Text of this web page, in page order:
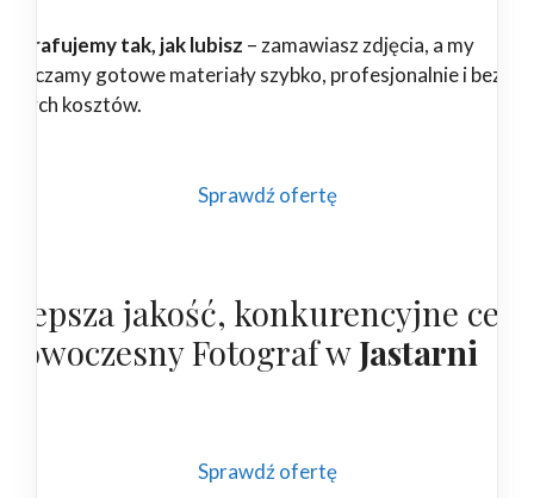
tak, jak lubisz – zamawiasz zdjęcia, a my
gotowe materiały szybko, profesjonalnie i bez
kosztów.
Sprawdź ofertę
jakość, konkurencyjne ceny
Fotograf wJastarni
Sprawdź ofertę